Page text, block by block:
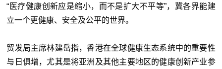
“医疗健康创新应是缩小，而不是扩大不平等”，冀各界能建
立一个更健康、安全及公平的世界。
贸发局主席林建岳指，香港在全球健康生态系统中的重要性
与日俱增，尤其是将亚洲及其他主要地区的健康创新产业参